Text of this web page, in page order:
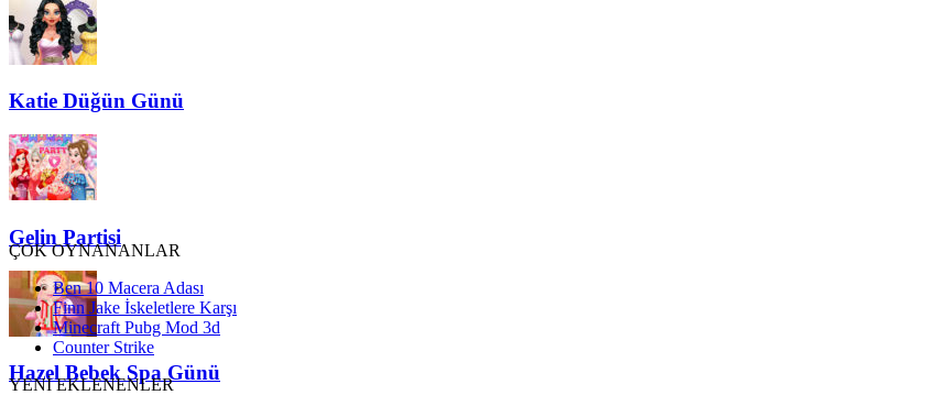
Katie Düğün Günü
Gelin Partisi
Hazel Bebek Spa Günü
ÇOK OYNANANLAR
Ben 10 Macera Adası
Finn Jake İskeletlere Karşı
Minecraft Pubg Mod 3d
Counter Strike
YENİ EKLENENLER